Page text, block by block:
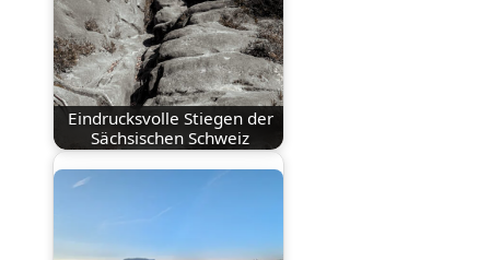
Eindrucksvolle Stiegen der
Sächsischen Schweiz